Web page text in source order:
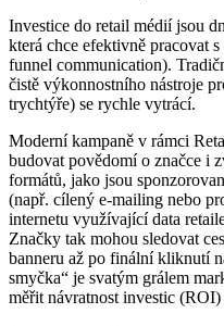
Investice do retail médií jsou
která chce efektivně pracovat
funnel communication).
čistě výkonnostního nástroje
trychtýře) se rychle vytrácí.
Moderní kampaně v rámci
budovat povědomí o značce i
formátů, jako jsou
(např. cílený e-mailing nebo
internetu využívající data
Značky tak mohou sledovat
banneru až po finální kliknutí
smyčka“ je svatým grálem
měřit návratnost investic